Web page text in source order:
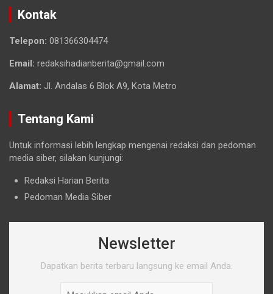
Kontak
Telepon: 081366304474
Email: redaksihadianberita@gmail.com
Alamat: Jl. Andalas 6 Blok A9, Kota Metro
Tentang Kami
Untuk informasi lebih lengkap mengenai redaksi dan pedoman
media siber, silakan kunjungi:
Redaksi Harian Berita
Pedoman Media Siber
Newsletter
Dapatkan berita terbaru langsung ke email Anda.